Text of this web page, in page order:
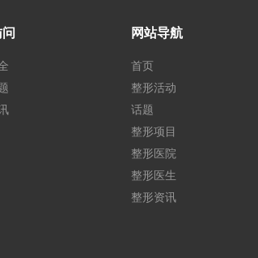
网站导航
首页
整形活动
话题
整形项目
整形医院
整形医生
整形资讯